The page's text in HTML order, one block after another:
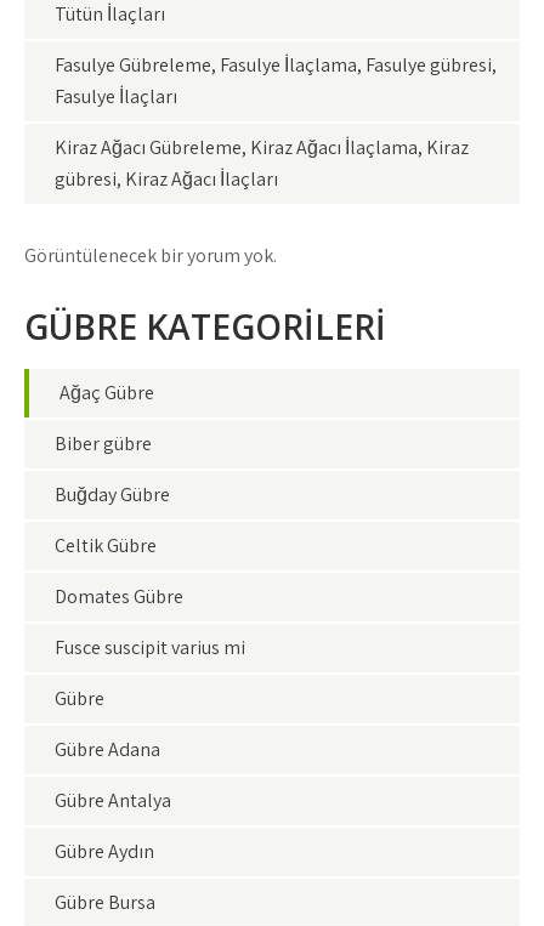
Tütün İlaçları
Fasulye Gübreleme, Fasulye İlaçlama, Fasulye gübresi,
Fasulye İlaçları
Kiraz Ağacı Gübreleme, Kiraz Ağacı İlaçlama, Kiraz
gübresi, Kiraz Ağacı İlaçları
Görüntülenecek bir yorum yok.
GÜBRE KATEGORİLERİ
Ağaç Gübre
Biber gübre
Buğday Gübre
Çeltik Gübre
Domates Gübre
Fusce suscipit varius mi
Gübre
Gübre Adana
Gübre Antalya
Gübre Aydın
Gübre Bursa